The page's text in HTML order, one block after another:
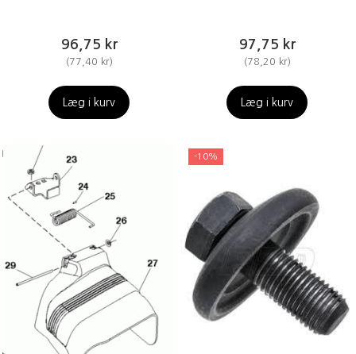
96,75 kr
(77,40 kr)
Læg i kurv
97,75 kr
(78,20 kr)
Læg i kurv
-10%